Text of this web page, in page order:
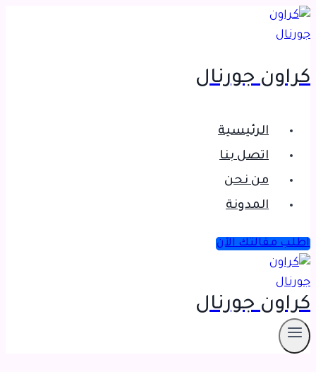
التجاوز
إلى
كراون جورنال
الرئيسية
اتصل بنا
من نحن
المدونة
اطلب مقالتك الآن
كراون جورنال